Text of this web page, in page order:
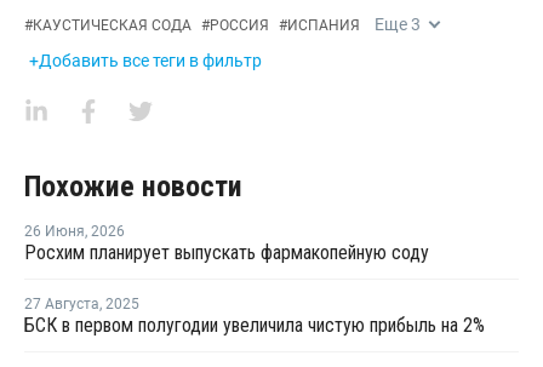
#КАУСТИЧЕСКАЯ СОДА #РОССИЯ #ИСПАНИЯ Еще3
+Добавить все теги в фильтр
Похожие новости
26 Июня, 2026
Росхим планирует выпускать фармакопейную соду
27 Августа, 2025
БСК в первом полугодии увеличила чистую прибыль на 2%